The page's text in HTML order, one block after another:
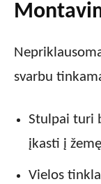
svarbu
Stulpai turi
įkasti į
Vielos